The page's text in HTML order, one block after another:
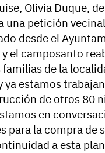
Olivia Duque,
una petición
desde el
el camposanto
de la
ya estamos
de otros 80
en
para la compra de
a esta